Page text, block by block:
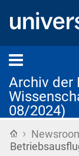
Archiv der
08/2024)
Startseite
›